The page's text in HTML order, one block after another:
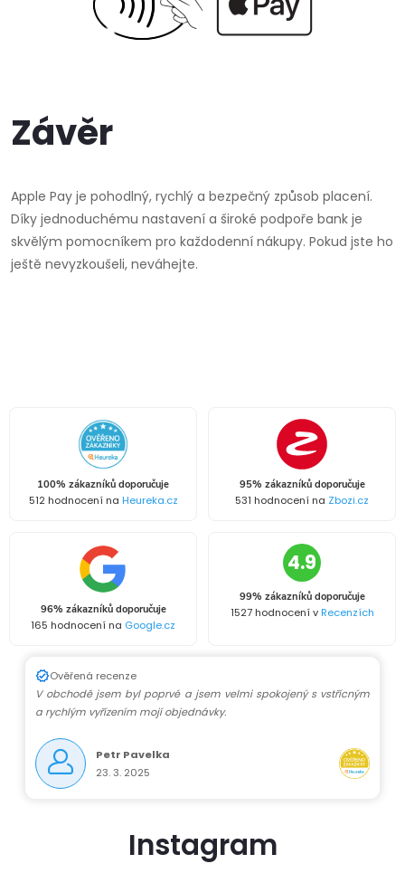
Závěr
Apple Pay je pohodlný, rychlý a bezpečný způsob placení.
Díky jednoduchému nastavení a široké podpoře bank je
skvělým pomocníkem pro každodenní nákupy. Pokud jste ho
ještě nevyzkoušeli, neváhejte.
100% zákazníků doporučuje
512 hodnocení na Heureka.cz
95% zákazníků doporučuje
531 hodnocení na Zbozi.cz
96% zákazníků doporučuje
165 hodnocení na Google.cz
4.9
99% zákazníků doporučuje
1527 hodnocení vRecenzích
Ověřená recenze
V obchodě jsem byl poprvé a jsem velmi spokojený s vstřícným
a rychlým vyřízením mojí objednávky.
Petr Pavelka
23. 3. 2025
Instagram